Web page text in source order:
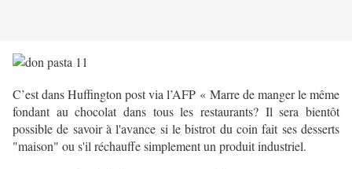
C’est dans Huffington post via l’AFP « Marre de manger le même
fondant au chocolat dans tous les restaurants? Il sera bientôt
possible de savoir à l'avance si le bistrot du coin fait ses desserts
"maison" ou s'il réchauffe simplement un produit industriel.